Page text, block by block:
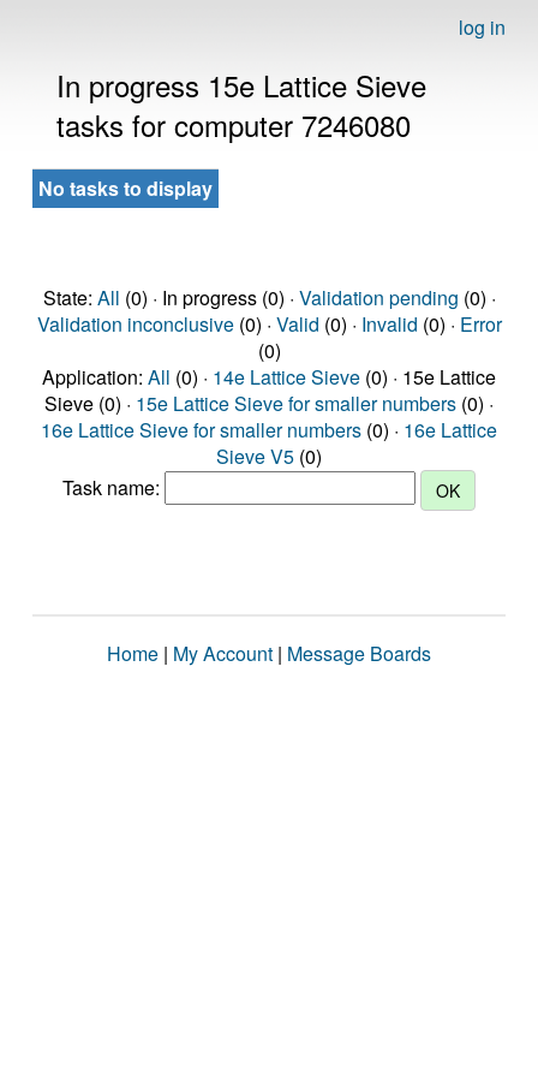
log in
In progress 15e Lattice Sieve
tasks for computer 7246080
No tasks to display
State: All (0) · In progress (0) · Validation pending (0) ·
Validation inconclusive(0) · Valid (0) · Invalid (0) · Error
(0)
Application: All (0) · 14e Lattice Sieve (0) · 15e Lattice
Sieve (0) · 15e Lattice Sieve for smaller numbers (0) ·
16e Lattice Sieve for smaller numbers (0) · 16e Lattice
Sieve V5 (0)
Task name:
Home | My Account | Message Boards